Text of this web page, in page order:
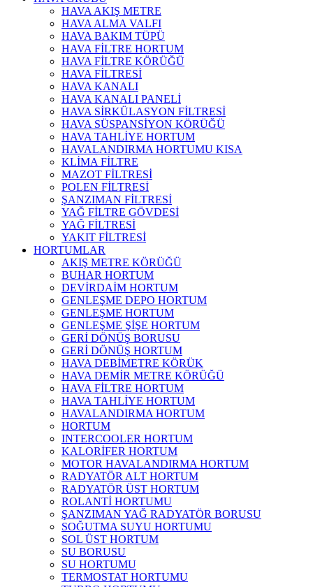
HAVA AKIŞ METRE
HAVA ALMA VALFI
HAVA BAKIM TÜPÜ
HAVA FİLTRE HORTUM
HAVA FİLTRE KÖRÜĞÜ
HAVA FİLTRESİ
HAVA KANALI
HAVA KANALI PANELİ
HAVA SİRKÜLASYON FİLTRESİ
HAVA SÜSPANSİYON KÖRÜĞÜ
HAVA TAHLİYE HORTUM
HAVALANDIRMA HORTUMU KISA
KLİMA FİLTRE
MAZOT FİLTRESİ
POLEN FİLTRESİ
ŞANZIMAN FİLTRESİ
YAĞ FİLTRE GÖVDESİ
YAĞ FİLTRESİ
YAKIT FİLTRESİ
HORTUMLAR
AKIŞ METRE KÖRÜĞÜ
BUHAR HORTUM
DEVİRDAİM HORTUM
GENLEŞME DEPO HORTUM
GENLEŞME HORTUM
GENLEŞME ŞİŞE HORTUM
GERİ DÖNÜŞ BORUSU
GERİ DÖNÜŞ HORTUM
HAVA DEBİMETRE KÖRÜK
HAVA DEMİR METRE KÖRÜĞÜ
HAVA FİLTRE HORTUM
HAVA TAHLİYE HORTUM
HAVALANDIRMA HORTUM
HORTUM
INTERCOOLER HORTUM
KALORİFER HORTUM
MOTOR HAVALANDIRMA HORTUM
RADYATÖR ALT HORTUM
RADYATÖR ÜST HORTUM
ROLANTİ HORTUMU
ŞANZIMAN YAĞ RADYATÖR BORUSU
SOĞUTMA SUYU HORTUMU
SOL ÜST HORTUM
SU BORUSU
SU HORTUMU
TERMOSTAT HORTUMU